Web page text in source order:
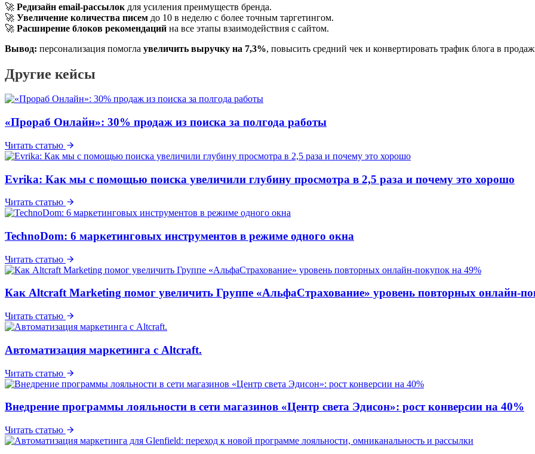
🚀 Редизайн email-рассылок для усиления преимуществ бренда.
🚀 Увеличение количества писем до 10 в неделю с более точным таргетингом.
🚀 Расширение блоков рекомендаций на все этапы взаимодействия с сайтом.
Вывод: персонализация помогла увеличить выручку на 7,3%, повысить средний чек и конвертировать трафик блога в
Другие кейсы
«Прораб Онлайн»: 30% продаж из поиска за полгода работы
Читать статью
Evrika: Как мы с помощью поиска увеличили глубину просмотра в 2,5 раза и почему это хорошо
Читать статью
TechnoDom: 6 маркетинговых инструментов в режиме одного окна
Читать статью
Как Altcraft Marketing помог увеличить Группе «АльфаСтрахование» уровень повторных онлайн-
Читать статью
Автоматизация маркетинга с Altcraft.
Читать статью
Внедрение программы лояльности в сети магазинов «Центр света Эдисон»: рост конверсии на 40%
Читать статью